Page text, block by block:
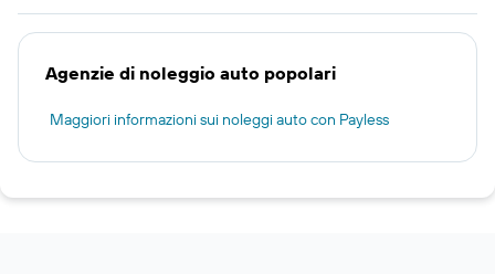
Agenzie di noleggio auto popolari
Maggiori informazioni sui noleggi auto con Payless